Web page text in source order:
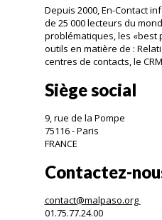
Depuis 2000, En-Contact
de 25 000 lecteurs du
problématiques, les «best
outils en matière de :
centres de contacts, le
Siège social
9, rue de la Pompe
75116 - Paris
FRANCE
Contactez-
contact@malpaso.org
01.75.77.24.00